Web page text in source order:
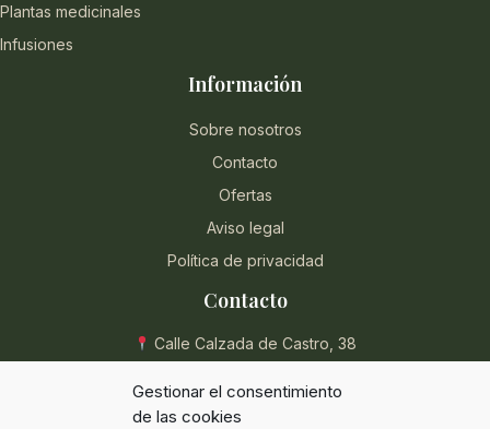
Gestionar el consentimiento
de las cookies
Plantas medicinales
Infusiones
Información
Sobre nosotros
Contacto
Ofertas
Aviso legal
Política de privacidad
Contacto
Calle Calzada de Castro, 38
950 854 715